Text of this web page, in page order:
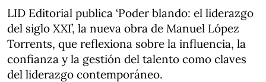
LID Editorial publica ‘Poder blando: el liderazgo
del siglo XXI’, la nueva obra de Manuel López
Torrents, que reflexiona sobre la influencia, la
confianza y la gestión del talento como claves
del liderazgo contemporáneo.